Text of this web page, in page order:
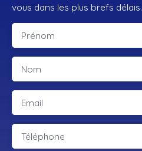
vous dans les plus brefs délais.
Prénom
Nom
Email
Téléphone